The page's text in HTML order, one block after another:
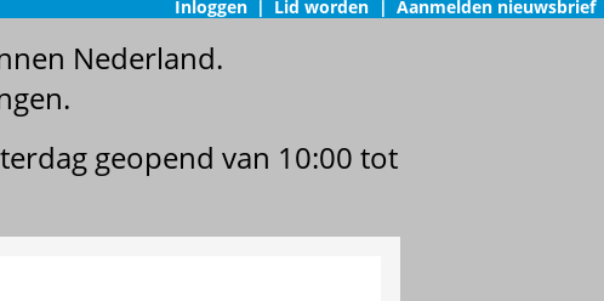
Inloggen | Lid worden | Aanmelden nieuwsbrief
Nederland.
geopend van 10:00 tot